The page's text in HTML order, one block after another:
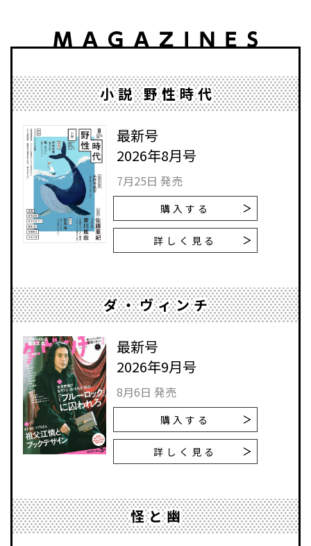
小説 野性時代
最新号
2026年8月号
7月25日 発売
購入する
詳しく見る
ダ・ヴィンチ
最新号
2026年9月号
8月6日 発売
購入する
詳しく見る
怪と幽